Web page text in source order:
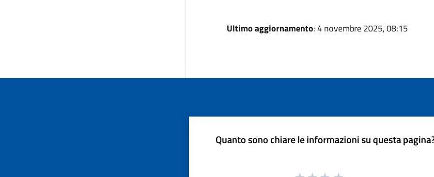
Ultimo aggiornamento: 4 novembre 2025, 08:15
Quanto sono chiare le informazioni su questa